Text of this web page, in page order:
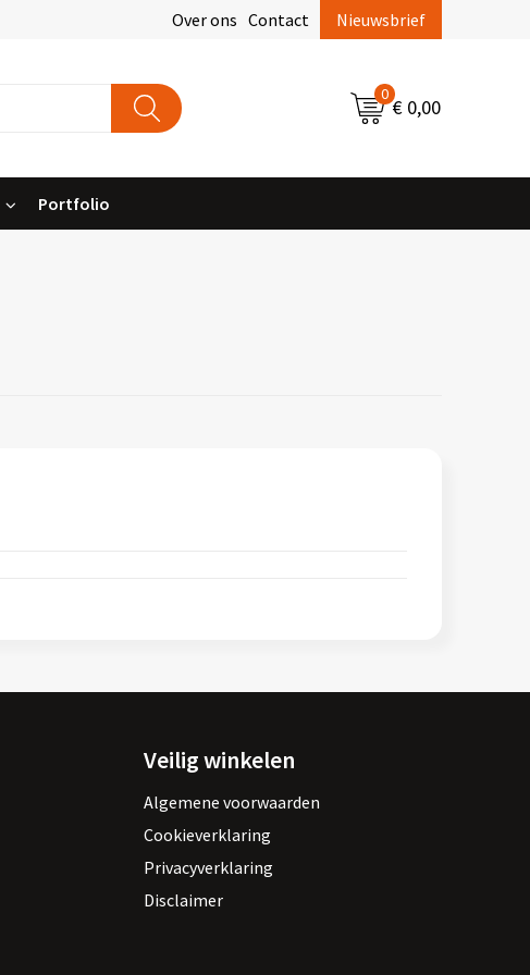
Over ons Contact Nieuwsbrief
0
€ 0,00
Portfolio
Veilig winkelen
Algemene voorwaarden
Cookieverklaring
Privacyverklaring
Disclaimer